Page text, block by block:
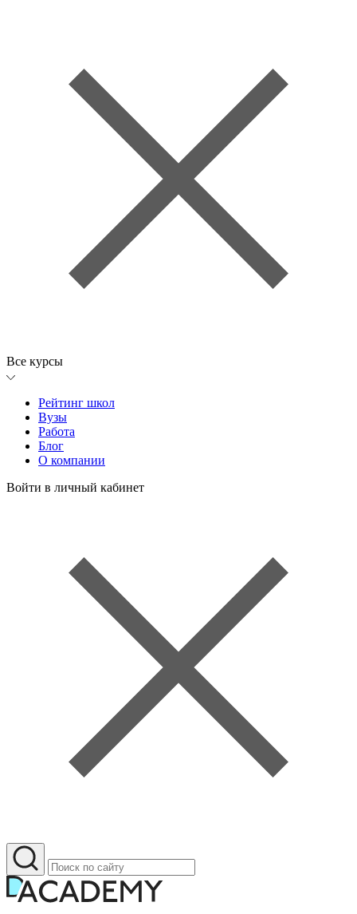
Все курсы
Рейтинг школ
Вузы
Работа
Блог
О компании
Войти в личный кабинет